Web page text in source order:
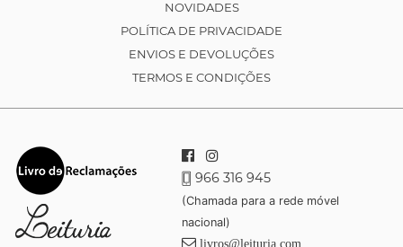
NOVIDADES
POLÍTICA DE PRIVACIDADE
ENVIOS E DEVOLUÇÕES
TERMOS E CONDIÇÕES
966 316 945
(Chamada para a rede móvel
nacional)
livros@leituria.com